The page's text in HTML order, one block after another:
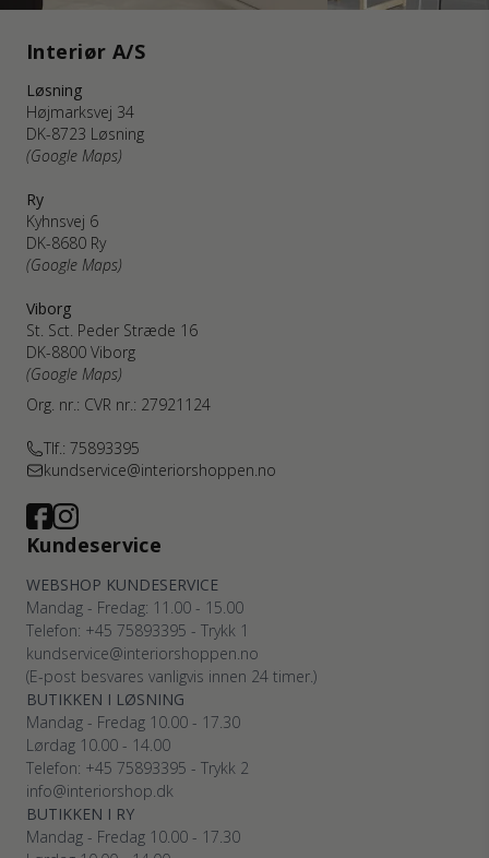
Interiør A/S
Løsning
Højmarksvej 34
DK-8723 Løsning
(Google Maps)
Ry
Kyhnsvej 6
DK-8680 Ry
(Google Maps)
Viborg
St. Sct. Peder Stræde 16
DK-8800 Viborg
(Google Maps)
Org. nr.: CVR nr.: 27921124
Tlf.: 75893395
kundservice@interiorshoppen.no
Kundeservice
WEBSHOP KUNDESERVICE
Mandag - Fredag: 11.00 - 15.00
Telefon: +45 75893395 - Trykk 1
kundservice@interiorshoppen.no
(E-post besvares vanligvis innen 24 timer.)
BUTIKKEN I LØSNING
Mandag - Fredag 10.00 - 17.30
Lørdag 10.00 - 14.00
Telefon: +45 75893395 - Trykk 2
info@interiorshop.dk
BUTIKKEN I RY
Mandag - Fredag 10.00 - 17.30